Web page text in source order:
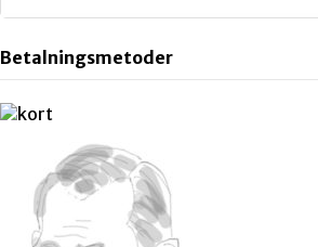
Betalningsmetoder